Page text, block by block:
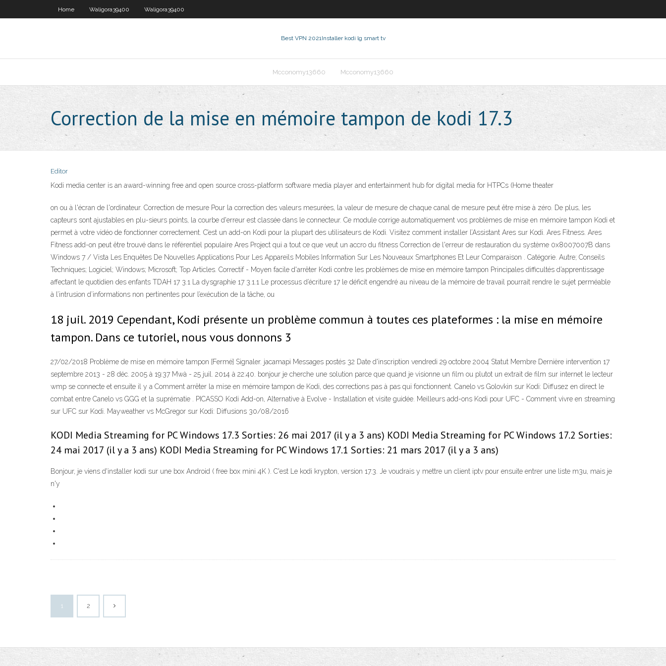
Home Waligora39400 Waligora39400
Best VPN 2021Installer kodi lg smart tv
Mcconomy13660 Mcconomy13660
Correction de la mise en mémoire tampon de kodi 17.3
Editor
Kodi media center is an award-winning free and open source cross-platform software media player and entertainment hub for digital media for HTPCs (Home theater
on ou à l'écran de l'ordinateur. Correction de mesure Pour la correction des valeurs mesurées, la valeur de mesure de chaque canal de mesure peut être mise à zéro. De plus, les
capteurs sont ajustables en plu-sieurs points, la courbe d'erreur est classée dans le connecteur. Ce module corrige automatiquement vos problèmes de mise en mémoire tampon Kodi et
permet à votre vidéo de fonctionner correctement. C’est un add-on Kodi pour la plupart des utilisateurs de Kodi. Visitez comment installer l’Assistant Ares sur Kodi. Ares Fitness. Ares
Fitness add-on peut être trouvé dans le référentiel populaire Ares Project qui a tout ce que veut un accro du fitness Correction de l'erreur de restauration du système 0x8007007B dans
Windows 7 / Vista Les Enquêtes De Nouvelles Applications Pour Les Appareils Mobiles Information Sur Les Nouveaux Smartphones Et Leur Comparaison . Catégorie. Autre; Conseils
Techniques; Logiciel; Windows; Microsoft; Top Articles. Correctif - Moyen facile d'arrêter Kodi contre les problèmes de mise en mémoire tampon Principales difficultés d’apprentissage
affectant le quotidien des enfants TDAH 17 3.1 La dysgraphie 17 3.1.1 Le processus d’écriture 17 le déficit engendré au niveau de la mémoire de travail pourrait rendre le sujet perméable
à l’intrusion d’informations non pertinentes pour l’exécution de la tâche, ou
18 juil. 2019 Cependant, Kodi présente un problème commun à toutes ces plateformes : la mise en mémoire
tampon. Dans ce tutoriel, nous vous donnons 3
27/02/2018 Problème de mise en mémoire tampon [Fermé] Signaler. jacamapi Messages postés 32 Date d'inscription vendredi 29 octobre 2004 Statut Membre Dernière intervention 17
septembre 2013 - 28 déc. 2005 à 19:37 Mwà - 25 juil. 2014 à 22:40. bonjour je cherche une solution parce que quand je visionne un film ou plutot un extrait de film sur internet le lecteur
wmp se connecte et ensuite il y a Comment arrêter la mise en mémoire tampon de Kodi, des corrections pas à pas qui fonctionnent. Canelo vs Golovkin sur Kodi: Diffusez en direct le
combat entre Canelo vs GGG et la suprématie . PICASSO Kodi Add-on, Alternative à Evolve - Installation et visite guidée. Meilleurs add-ons Kodi pour UFC - Comment vivre en streaming
sur UFC sur Kodi. Mayweather vs McGregor sur Kodi: Diffusions 30/08/2016
KODI Media Streaming for PC Windows 17.3 Sorties: 26 mai 2017 (il y a 3 ans) KODI Media Streaming for PC Windows 17.2 Sorties:
24 mai 2017 (il y a 3 ans) KODI Media Streaming for PC Windows 17.1 Sorties: 21 mars 2017 (il y a 3 ans)
Bonjour, je viens d'installer kodi sur une box Android ( free box mini 4K ). C'est Le kodi krypton, version 17.3. Je voudrais y mettre un client iptv pour ensuite entrer une liste m3u, mais je
n'y
1 2